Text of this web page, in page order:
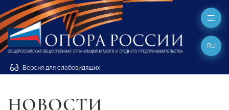
Версия для слабовидящих
RU
НОВОСТИ